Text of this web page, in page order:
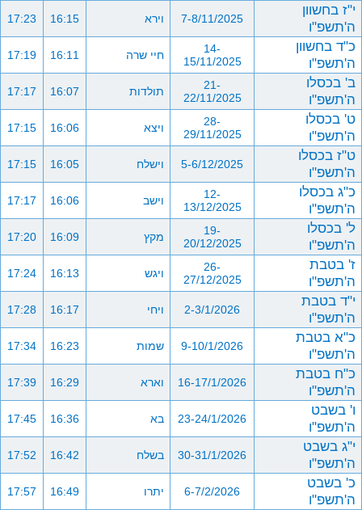
י"ז בחשוון
ה'תשפ"ו
7-8/11/2025 וירא 16:15
17:23
כ"ד בחשוון
ה'תשפ"ו
14-
15/11/2025
חיי שרה 16:11
17:19
ב' בכסלו
ה'תשפ"ו
21-
22/11/2025
תולדות 16:07
17:17
ט' בכסלו
ה'תשפ"ו
28-
29/11/2025
ויצא 16:06
17:15
ט"ז בכסלו
ה'תשפ"ו
5-6/12/2025 וישלח 16:05
17:15
כ"ג בכסלו
ה'תשפ"ו
12-
13/12/2025
וישב 16:06
17:17
ל' בכסלו
ה'תשפ"ו
19-
20/12/2025
מקץ 16:09
17:20
ז' בטבת
ה'תשפ"ו
26-
27/12/2025
ויגש 16:13
17:24
י"ד בטבת
ה'תשפ"ו
2-3/1/2026 ויחי 16:17
17:28
כ"א בטבת
ה'תשפ"ו
9-10/1/2026 שמות 16:23
17:34
כ"ח בטבת
ה'תשפ"ו
16-17/1/2026 וארא 16:29
17:39
ו' בשבט
ה'תשפ"ו
23-24/1/2026 בא 16:36
17:45
י"ג בשבט
ה'תשפ"ו
30-31/1/2026 בשלח 16:42
17:52
כ' בשבט
ה'תשפ"ו
6-7/2/2026 יתרו 16:49
17:57